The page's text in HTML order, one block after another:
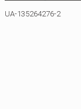
UA-135264276-2